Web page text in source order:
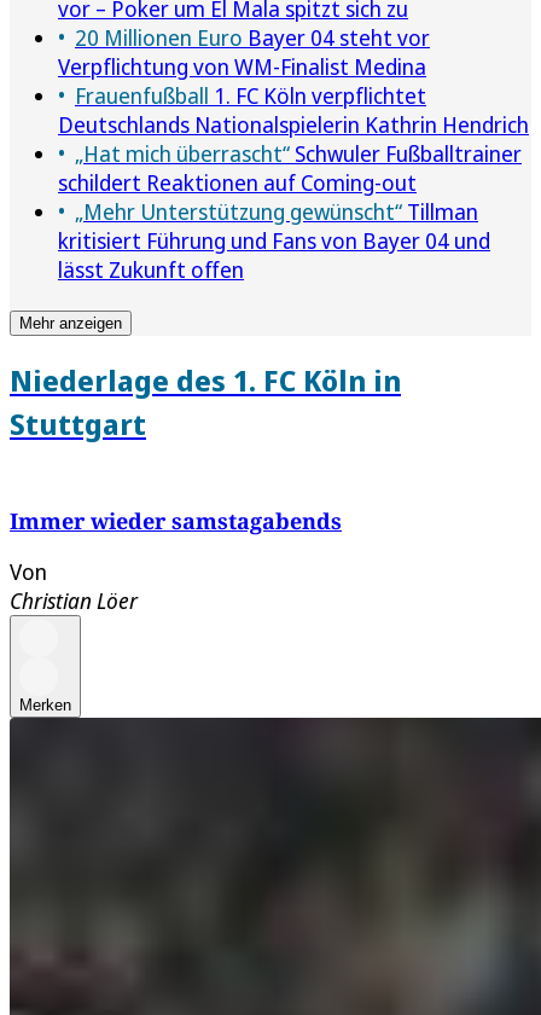
vor – Poker um El Mala spitzt sich zu
20 Millionen Euro Bayer 04 steht vor
Verpflichtung von WM-Finalist Medina
Frauenfußball 1. FC Köln verpflichtet
Deutschlands Nationalspielerin Kathrin Hendrich
„Hat mich überrascht“ Schwuler Fußballtrainer
schildert Reaktionen auf Coming-out
„Mehr Unterstützung gewünscht“ Tillman
kritisiert Führung und Fans von Bayer 04 und
lässt Zukunft offen
Mehr anzeigen
Niederlage des 1. FC Köln in
Stuttgart
Immer wieder samstagabends
Von
Christian Löer
Merken